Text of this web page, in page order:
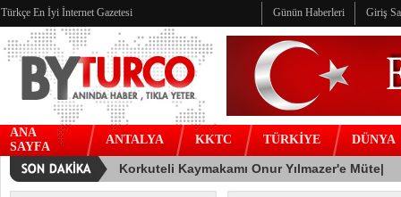
Türkçe En İyi İnternet Gazetesi Günün Haberleri Giriş
ANA
SAYFA
ANTALYA KKTC TÜRKİYE DÜNYA